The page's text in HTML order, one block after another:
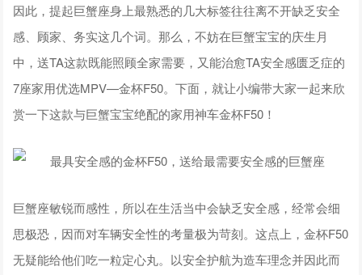
因此，提起巨蟹座身上最熟悉的几大标签往往离不开缺乏安全
感、顾家、务实这几个词。那么，不妨在巨蟹宝宝的庆生月
中，送TA这款既能照顾全家需要，又能治愈TA安全感匮乏症的
7座家用优选MPV—金杯F50。下面，就让小编带大家一起来欣
赏一下这款与巨蟹宝宝绝配的家用神车金杯F50！
巨蟹座敏锐而感性，所以在生活当中会缺乏安全感，经常会细
思极恐，因而对车辆安全性的考量极为苛刻。这点上，金杯F50
无疑能给他们吃一粒定心丸。以安全护航为造车理念并因此而